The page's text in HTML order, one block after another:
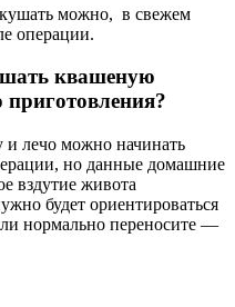
можно, в свежем
операции.
квашеную
и лечо можно начинать
но данные домашние
вздутие живота
будет ориентироваться
нормально переносите —